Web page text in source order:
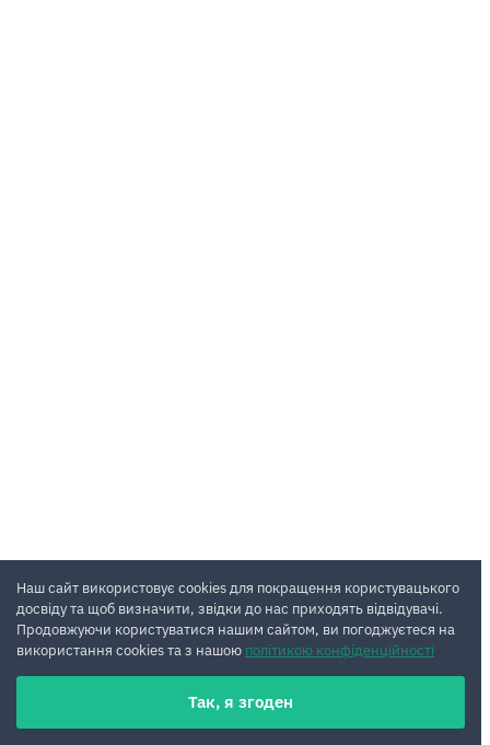
Наш сайт використовує cookies для покращення користувацького
досвіду та щоб визначити, звідки до нас приходять відвідувачі.
Продовжуючи користуватися нашим сайтом, ви погоджуєтеся на
використання cookies та з нашою політикою конфіденційності
Так, я згоден